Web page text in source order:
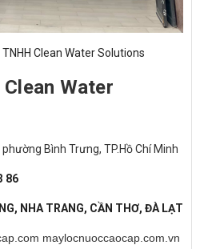
Clean Water Solutions
Water
Bình Trưng, TP.Hồ Chí Minh
86
NHA TRANG, CẦN THƠ, ĐÀ LẠT
maylocnuoccaocap.com.vn